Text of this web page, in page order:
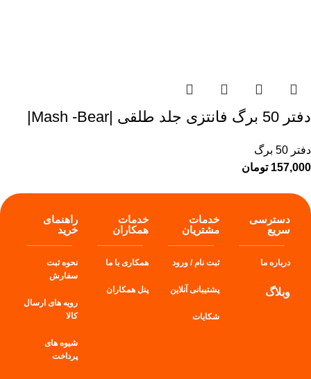
دفتر 50 برگ فانتزی جلد طلقی |Mash -Bear|
دفتر 50 برگ
157,000 تومان
دسترسی
سریع
درباره ما
وبلاگ
خدمات
مشتریان
ثبت نام / ورود
پشتیبانی آنلاین
شکایات
خدمات
همکاران
همکاری با ما
پنل همکاران
راهنمای
خرید
نحوه ثبت
سفارش
رویه های ارسال
کالا
شیوه های
پرداخت